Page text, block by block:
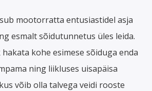
mootorratta entusiastidel asja
esmalt sõidutunnetus üles leida.
kohe esimese sõiduga enda
ning liikluses uisapäisa
võib olla talvega veidi rooste